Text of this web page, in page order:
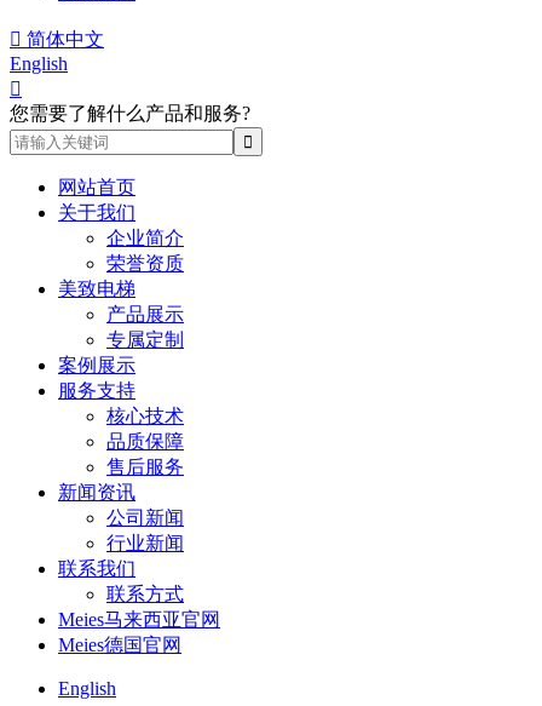
 简体中文
English

您需要了解什么产品和服务?
网站首页
关于我们
企业简介
荣誉资质
美致电梯
产品展示
专属定制
案例展示
服务支持
核心技术
品质保障
售后服务
新闻资讯
公司新闻
行业新闻
联系我们
联系方式
Meies马来西亚官网
Meies德国官网
English